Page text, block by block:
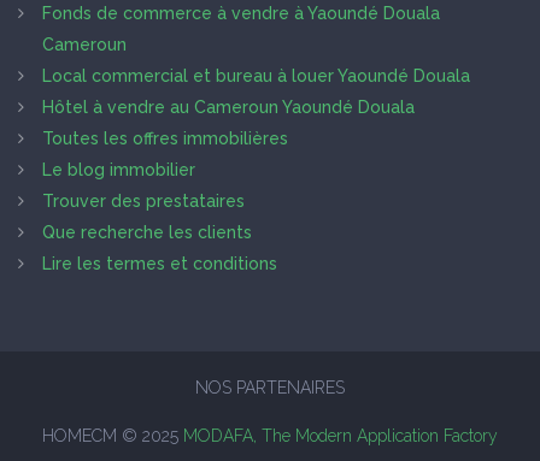
Fonds de commerce à vendre à Yaoundé Douala
Cameroun
Local commercial et bureau à louer Yaoundé Douala
Hôtel à vendre au Cameroun Yaoundé Douala
Toutes les offres immobilières
Le blog immobilier
Trouver des prestataires
Que recherche les clients
Lire les termes et conditions
NOS PARTENAIRES
HOMECM © 2025 MODAFA, The Modern Application Factory